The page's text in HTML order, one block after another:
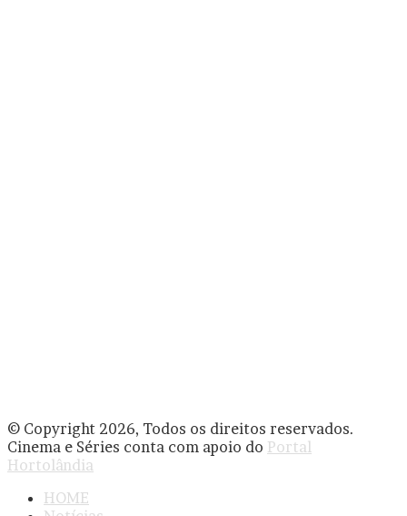
© Copyright 2026, Todos os direitos reservados.
Cinema e Séries conta com apoio do Portal
Hortolândia
HOME